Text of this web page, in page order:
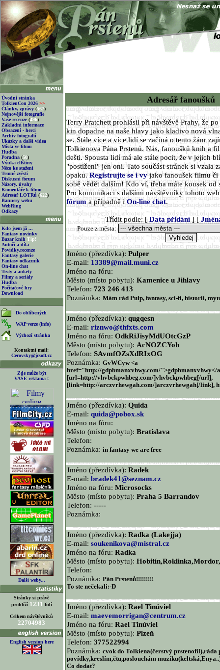
Úvodní stránka
TolkienCon 2026 >>
Články, zprávy (567)
Nejnovější fotografie
Vaše recenze (496)
Základní informace
Obsazení - herci
Archiv fotografií
Ukázky a další videa
Místa ve filmu
Hudba
Poradna (50)
Výuka elfštiny
Něco ke stažení
Temné zvěsti
Diskusní fórum
Názory, úvahy
Komentáře k filmu
Adresář LOTRů (622)
Bannery webu
WebRing
Odkazy
Kdo jsem já ...
Fantasy novinky
Bazar knih Tip!
Autoři a díla
Povídky,recenze
Fantasy galerie
Fantasy odkazník
On-line chat
Testy a ankety
Filmy a seriály
Hudba
Počítačové hry
Download
Do oblíbených
WAP verze (info)
Výchozí stránka
Kontaktní mail:
Cerovsky@jcsoft.cz
Zde může být
VAŠE reklama !
Další weby...
Stránky si právě
prohlíží 1231 lidí
Celkem návštěvníků
22704983
English version here
Adresář fanoušků
Terry Pratchett prohlásil při návštěvě Prahy, že
kin dopadne na naše hlavy jako kladivo nová
se. Stále více a více lidí se začíná o tento žánr
Tolkienova Pána Prstenů. Nás, fanoušků knih a
dešti. Spousta lidí má ale stále pocit, že v jejich
"postiženi" jen oni. Tato součást stránek si vzala
opaku.Registrujte se i vyjako fanoušek filmu či
sobě vědět dalším! Kdo ví, třeba máte kousek od
Pro komunikaci s dalšími návštěvníky tohoto
fóruma případně iOn-line chat.
Třídit podle: [ Data přidání] [
Pouze z města:
Jméno (přezdívka): Pulper
E-mail: 13389@mail.muni.cz
Jméno na fóru:
Město (místo pobytu): Kamenice u Jihlavy
Telefon: 723 246 413
Poznámka: Mám rád Pulp, fantasy, sci-fi, historii,
Jméno (přezdívka): qugqesn
E-mail: riznwo@thfxts.com
Jméno na fóru: OdkRiJisyMdUOtcGzP
Město (místo pobytu): AcNOZCYoh
Telefon: SAvmfOZsXdRIxOG
Poznámka: GvWCyw <a
href="http://gdpbmanxvhwy.com/">gdpbmanxvhwy</
[url=http://vhvbckpwhbeg.com/]vhvbckpwhbeg[/url],
[link=http://arczvrhewgah.com/]arczvrhewgah[/link],
Jméno (přezdívka): Quida
E-mail: quida@pobox.sk
Jméno na fóru:
Město (místo pobytu): Bratislava
Telefon:
Poznámka: in fantasy we are free
Jméno (přezdívka): Radek
E-mail: bradek41@seznam.cz
Jméno na fóru: Microsocks
Město (místo pobytu): Praha 5 Barrandov
Telefon: -----
Poznámka:
Jméno (přezdívka): Radka (Lakejja)
E-mail: soukenikova@mistral.cz
Jméno na fóru: Radka
Město (místo pobytu):
Telefon:
Poznámka: Pán Prstenů!!!!!!!!!
To ste nečekali:-D
Jméno (přezdívka): Rael Tinúviel
E-mail: maevemorrigan@centrum.cz
Jméno na fóru: Rael Tinúviel
Město (místo pobytu): Plzeň
Telefon: 377522994
Poznámka: cvok do Tolkiena(čerstvý prstenofil),ráda
povídky,kreslím,čtu,poslouchám
Co dodat?